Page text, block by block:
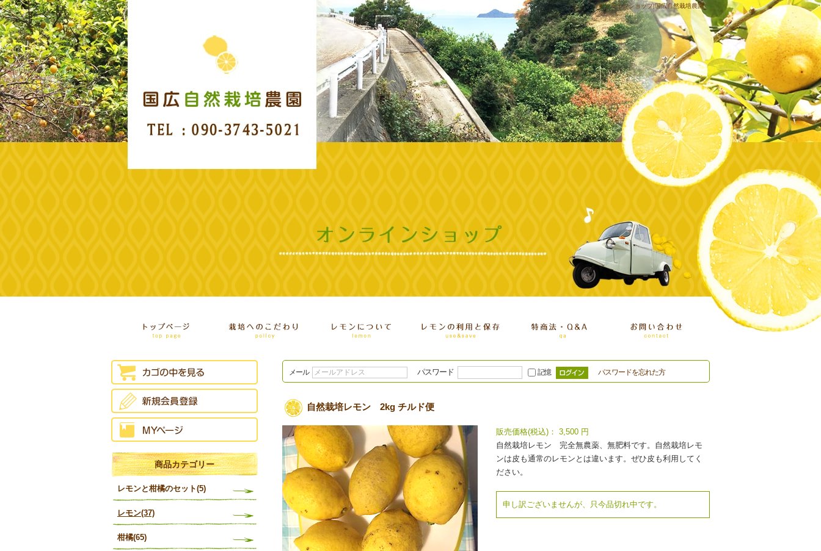
オンラインショップ|国広自然栽培農園
商品カテゴリー
レモンと柑橘のセット(5)
レモン(37)
柑橘(65)
メール パスワード 記憶 パスワードを忘れた方
自然栽培レモン 2kg チルド便
販売価格(税込)： 3,500 円
自然栽培レモン 完全無農薬、無肥料です。自然栽培レモ
ンは皮も通常のレモンとは違います。ぜひ皮も利用してく
ださい。
申し訳ございませんが、只今品切れ中です。